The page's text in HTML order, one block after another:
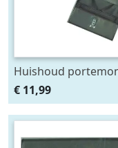
Huishoud
- Huishoudbeurs
€ 11,99